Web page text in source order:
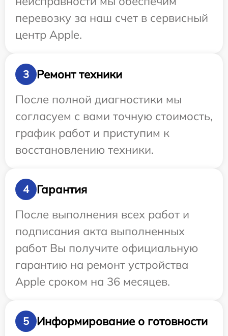
перевозку за наш счет в сервисный
центр Apple.
3
Ремонт техники
После полной диагностики мы
согласуем с вами точную стоимость,
график работ и приступим к
восстановлению техники.
4
Гарантия
После выполнения всех работ и
подписания акта выполненных
работ Вы получите официальную
гарантию на ремонт устройства
Apple сроком на 36 месяцев.
5
Информирование о готовности